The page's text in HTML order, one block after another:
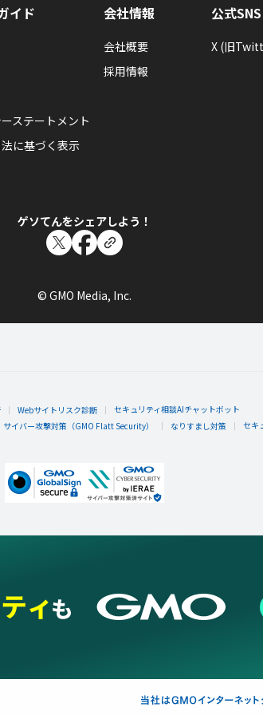
イド
ステートメント
に基づく表示
会社情報
会社概要
採用情報
公式SNS
X (旧
ゲソてんをシェアしよう！
© GMO Media, Inc.
Webサイトリスク診断
セキュリティ相談AIチャットボット
サイバー攻撃対策（GMO Flatt Security） なりすまし対策 セキ